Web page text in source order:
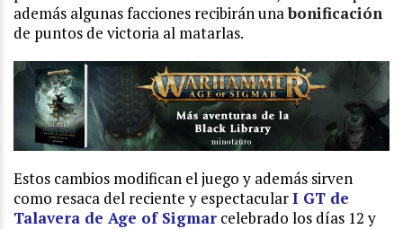
además algunas facciones recibirán unabonificación
de puntos de victoria al matarlas.
Estos cambios modifican el juego y además sirven
como resaca del reciente y espectacularI GT de
Talavera de Age of Sigmar celebrado los días 12 y